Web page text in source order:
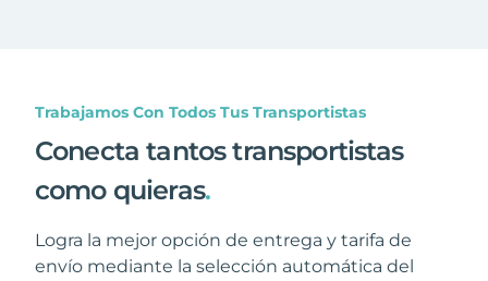
Trabajamos Con Todos Tus Transportistas
Conecta tantos transportistas
como quieras.
Logra la mejor opción de entrega y tarifa de
envío mediante la selección automática del